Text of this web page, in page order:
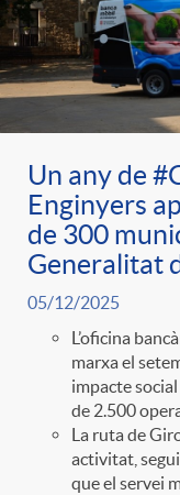
Un any de
Enginyers
de 300
Generalitat
05/12/2025
L’oficina
marxa el
impacte
de 2.500
La ruta de
activitat,
que el servei